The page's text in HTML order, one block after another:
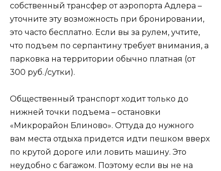
собственный трансфер от аэропорта Адлера –
уточните эту возможность при бронировании,
это часто бесплатно. Если вы за рулем, учтите,
что подъем по серпантину требует внимания, а
парковка на территории обычно платная (от
300 руб./сутки).
Общественный транспорт ходит только до
нижней точки подъема – остановки
«Микрорайон Блиново». Оттуда до нужного
вам места отдыха придется идти пешком вверх
по крутой дороге или ловить машину. Это
неудобно с багажом. Поэтому если вы не на